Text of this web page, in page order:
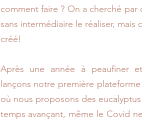
comment faire ? On a cherché
sans intermédiaire le réaliser, mais
créé!
Après une année à peaufiner
lançons notre première
où nous proposons des
temps avançant, même le Covid